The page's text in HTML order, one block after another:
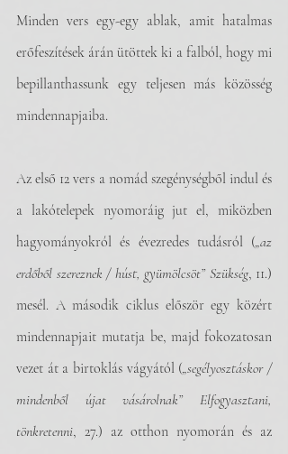
Minden vers egy-egy ablak, amit hatalmas
erőfeszítések árán ütöttek ki a falból, hogy mi
bepillanthassunk egy teljesen más közösség
mindennapjaiba.
Az első 12 vers a nomád szegénységből indul és
a lakótelepek nyomoráig jut el, miközben
hagyományokról és évezredes tudásról („az
erdőből szereznek / húst, gyümölcsöt” Szükség, 11.)
mesél. A második ciklus először egy közért
mindennapjait mutatja be, majd fokozatosan
vezet át a birtoklás vágyától („segélyosztáskor /
mindenből újat vásárolnak” Elfogyasztani,
tönkretenni, 27.) az otthon nyomorán és az